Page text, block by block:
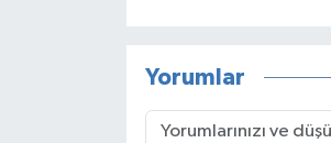
Yorumlar